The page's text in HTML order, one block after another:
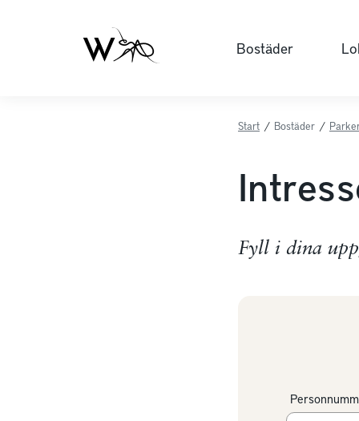
Bostäder
Start / Bostäder /
Fyll i dina